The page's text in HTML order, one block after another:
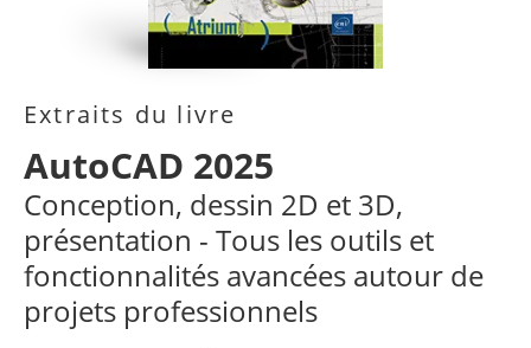
Extraits du livre
AutoCAD 2025
Conception, dessin 2D et 3D,
présentation - Tous les outils et
fonctionnalités avancées autour de
projets professionnels